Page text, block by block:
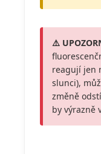
⚠️
reagují jen
slunci),
změně
by výrazně